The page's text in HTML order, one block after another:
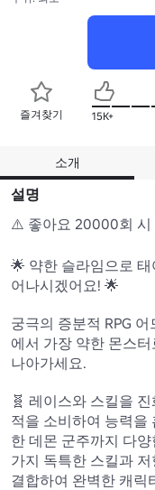
즐겨찾기 15K+
소개
설명
⚠️ 좋아요 20000회 시
🌟 약한 슬라임으로
어나시겠어요! 🌟
궁극의 증분적 RPG
에서 가장 약한 몬스
나아가세요.
🧬 레이스와 스킬을
적을 소비하여 능력을
한 데몬 군주까지 다
가지 독특한 스킬과
결합하여 완벽한 캐릭